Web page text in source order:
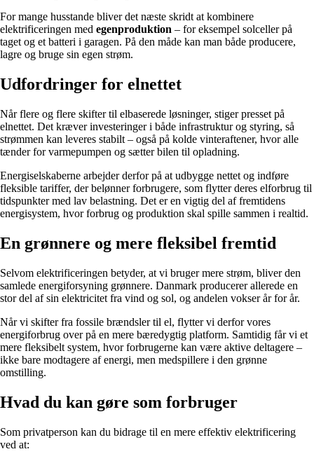
For mange husstande bliver det næste skridt at kombinere
elektrificeringen med egenproduktion – for eksempel solceller på
taget og et batteri i garagen. På den måde kan man både producere,
lagre og bruge sin egen strøm.
Udfordringer for elnettet
Når flere og flere skifter til elbaserede løsninger, stiger presset på
elnettet. Det kræver investeringer i både infrastruktur og styring, så
strømmen kan leveres stabilt – også på kolde vinteraftener, hvor alle
tænder for varmepumpen og sætter bilen til opladning.
Energiselskaberne arbejder derfor på at udbygge nettet og indføre
fleksible tariffer, der belønner forbrugere, som flytter deres elforbrug til
tidspunkter med lav belastning. Det er en vigtig del af fremtidens
energisystem, hvor forbrug og produktion skal spille sammen i realtid.
En grønnere og mere fleksibel fremtid
Selvom elektrificeringen betyder, at vi bruger mere strøm, bliver den
samlede energiforsyning grønnere. Danmark producerer allerede en
stor del af sin elektricitet fra vind og sol, og andelen vokser år for år.
Når vi skifter fra fossile brændsler til el, flytter vi derfor vores
energiforbrug over på en mere bæredygtig platform. Samtidig får vi et
mere fleksibelt system, hvor forbrugerne kan være aktive deltagere –
ikke bare modtagere af energi, men medspillere i den grønne
omstilling.
Hvad du kan gøre som forbruger
Som privatperson kan du bidrage til en mere effektiv elektrificering
ved at: